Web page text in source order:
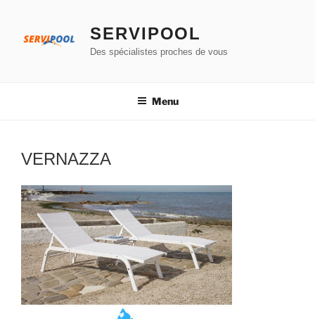
contenu
SERVIPOOL
Des spécialistes proches de vous
Menu
VERNAZZA